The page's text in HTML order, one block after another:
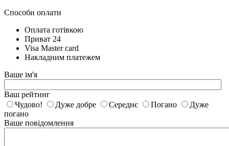
Способи оплати
Оплата готівкою
Приват 24
Visa Master card
Накладним платежем
Ваше ім'я
Ваш рейтинг
Чудово!
Дуже добре Середнє Погано
Дуже
погано
Ваше повідомлення